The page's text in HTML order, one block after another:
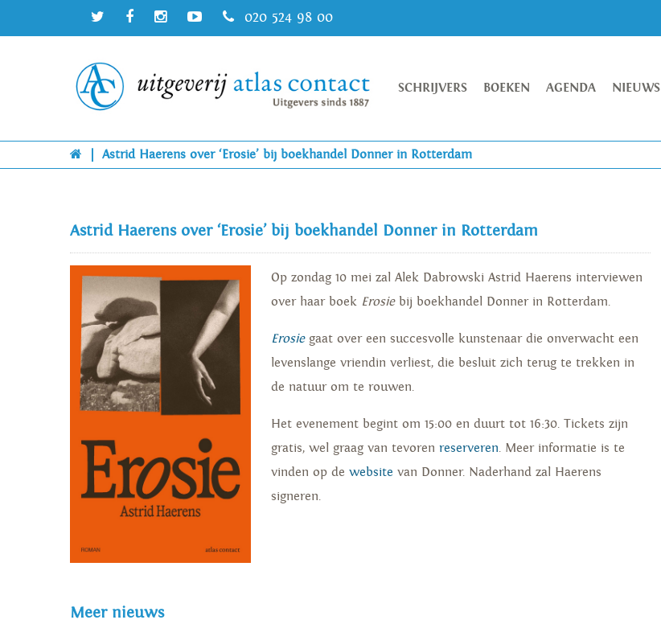
020 524 98 00
SCHRIJVERS BOEKEN AGENDA NIEUWS
Astrid Haerens over ‘Erosie’ bij boekhandel Donner in Rotterdam
Astrid Haerens over ‘Erosie’ bij boekhandel Donner in Rotterdam
Op zondag 10 mei zal Alek Dabrowski Astrid Haerens interviewen
over haar boek Erosie bij boekhandel Donner in Rotterdam.
Erosiegaat over een succesvolle kunstenaar die onverwacht een
levenslange vriendin verliest, die besluit zich terug te trekken in
de natuur om te rouwen.
Het evenement begint om 15:00 en duurt tot 16:30. Tickets zijn
gratis, wel graag van tevoren reserveren. Meer informatie is te
vinden op de website van Donner. Naderhand zal Haerens
signeren.
Meer nieuws